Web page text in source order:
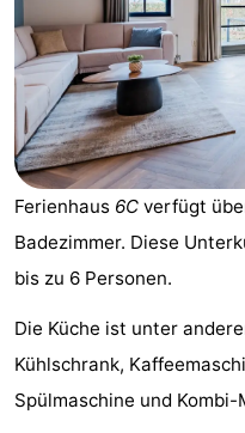
van
Schouwen
Appartements
Campingplätze
Ferienhäuser
-
Buitenheem
-
Duinoord
-
Ginsterveld
-
Julianahoeve
-
Ferienhaus 6C verfügt
Badezimmer. Diese
bis zu 6 Personen.
Die Küche ist unter
Kühlschrank,
Spülmaschine und